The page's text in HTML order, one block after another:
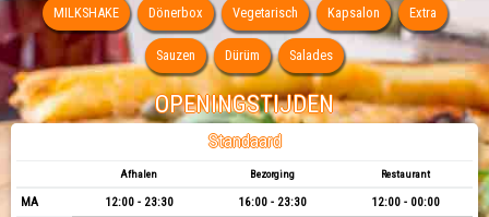
OPENINGSTIJDEN
Standaard
Afhalen Bezorging Restaurant
MA 12:00 - 23:30 16:00 - 23:30
12:00 - 00:00
MILKSHAKE Dönerbox Vegetarisch Kapsalon Extra
Sauzen Dürüm Salades